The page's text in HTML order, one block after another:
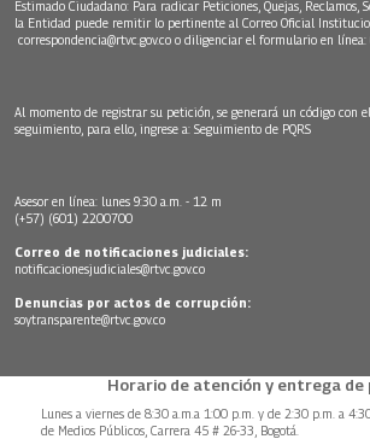
Estimado Ciudadano: Para radicar Peticiones, Quejas, Reclamos,
la Entidad puede remitir lo pertinente al Correo Oficial
correspondencia@rtvc.gov.co o diligenciar el formulario en línea:
Al momento de registrar su petición, se generará un código con
seguimiento, para ello, ingrese a: Seguimiento de PQRS
Asesor en línea: lunes 9:30 a.m. - 12 m
(+57) (601) 2200700
Correo de notificaciones judiciales:
notificacionesjudiciales@rtvc.gov.co
Denuncias por actos de corrupción:
soytransparente@rtvc.gov.co
Horario de atención y entrega de
Lunes a viernes de 8:30 a.m.a 1:00 p.m. y de 2:30 p.m. a
de Medios Públicos, Carrera 45 # 26-33, Bogotá.